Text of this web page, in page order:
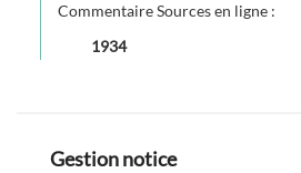
Commentaire Sources en ligne :
1934
Gestion notice